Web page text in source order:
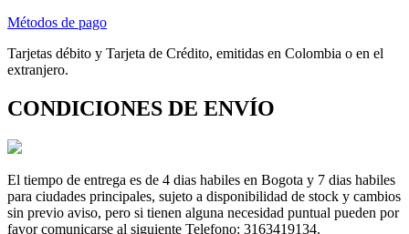
Métodos de pago
Tarjetas débito y Tarjeta de Crédito, emitidas en Colombia o en el
extranjero.
CONDICIONES DE ENVÍO
El tiempo de entrega es de 4 dias habiles en Bogota y 7 dias habiles
para ciudades principales, sujeto a disponibilidad de stock y cambios
sin previo aviso, pero si tienen alguna necesidad puntual pueden por
favor comunicarse al siguiente Telefono: 3163419134.